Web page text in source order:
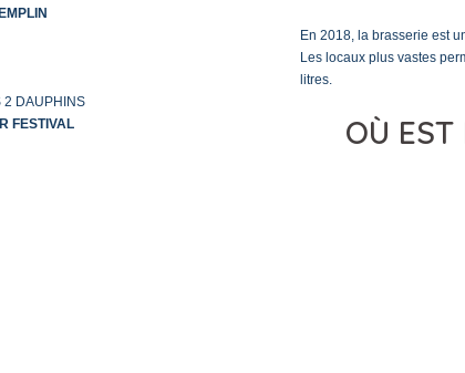
2 DAUPHINS
FESTIVAL
En 2018, la brasserie est
Les locaux plus vastes
litres.
OÙ EST